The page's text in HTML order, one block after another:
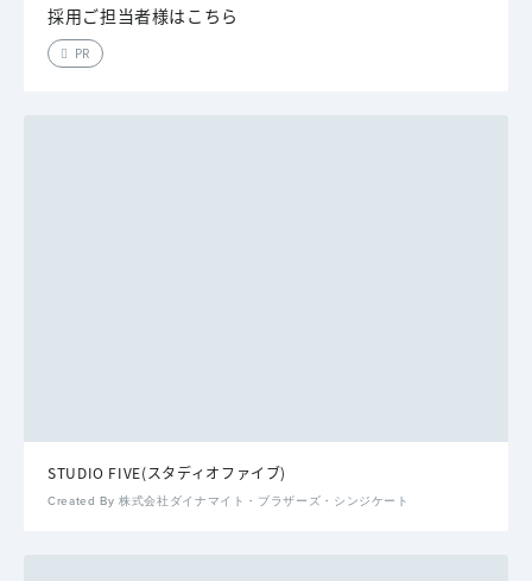
採用ご担当者様はこちら
PR
STUDIO FIVE(スタディオファイブ)
Created By 株式会社ダイナマイト・ブラザーズ・シンジケート